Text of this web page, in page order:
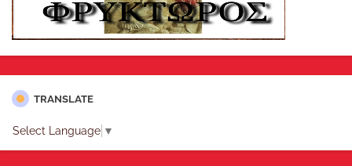
TRANSLATE
Select Language ▼